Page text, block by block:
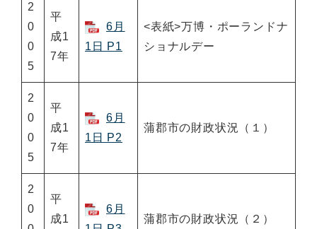
2
0
0
5
平
成1
7年
6月
1日 P1
<表紙>万博・ポーランドナ
ショナルデー
2
0
0
5
平
成1
7年
6月
1日 P2
蒲郡市の財政状況（１）
2
0
平
成1
6月
蒲郡市の財政状況（２）